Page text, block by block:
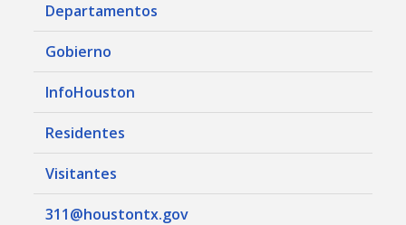
Departamentos
Gobierno
InfoHouston
Residentes
Visitantes
311@houstontx.gov